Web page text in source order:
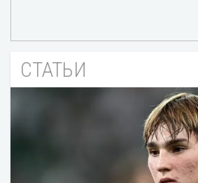
СТАТЬИ